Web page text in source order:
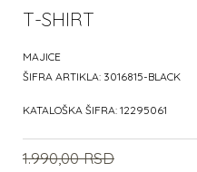
T-SHIRT
MAJICE
ŠIFRA ARTIKLA: 3016815-BLACK
KATALOŠKA ŠIFRA: 12295061
1.990,00 RSD